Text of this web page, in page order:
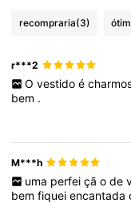
recompraria(3)
r***2
O vestido é
bem .
M***h
uma perfei çã o de
bemfiqueiencantada